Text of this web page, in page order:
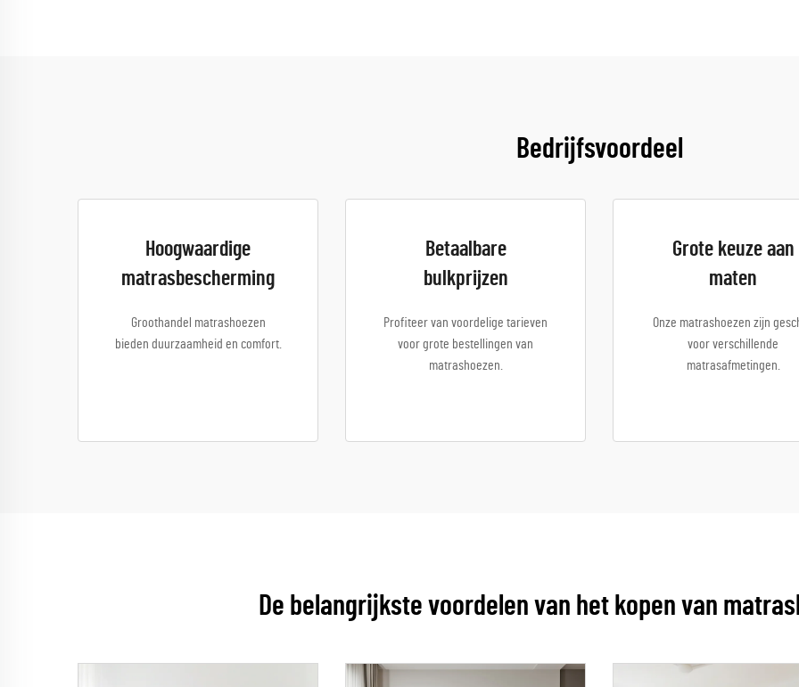
Bedrijfsvoordeel
Hoogwaardige
matrasbescherming
Groothandel matrashoezen
bieden duurzaamheid en comfort.
Betaalbare
bulkprijzen
Profiteer van voordelige tarieven
voor grote bestellingen van
matrashoezen.
Grote keuze aan
maten
Onze matrashoezen zijn
voor verschillende
matrasafmetingen.
De belangrijkste voordelen van het kopen van